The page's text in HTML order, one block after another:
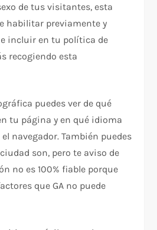
de tus visitantes, esta
habilitar previamente y
incluir en tu política de
recogiendo esta
puedes ver de qué
tu página y en qué idioma
navegador. También puedes
son, pero te aviso de
no es 100% fiable porque
que GA no puede